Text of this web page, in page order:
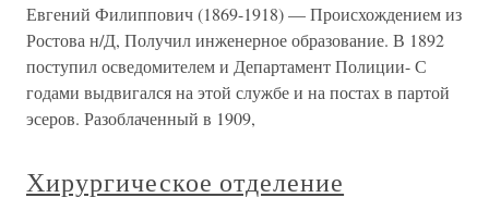
Евгений Филиппович (1869-1918) — Происхождением из
Ростова н/Д, Получил инженерное образование. В 1892
поступил осведомителем и Департамент Полиции- С
годами выдвигался на этой службе и на постах в партой
эсеров. Разоблаченный в 1909,
Хирургическое отделение